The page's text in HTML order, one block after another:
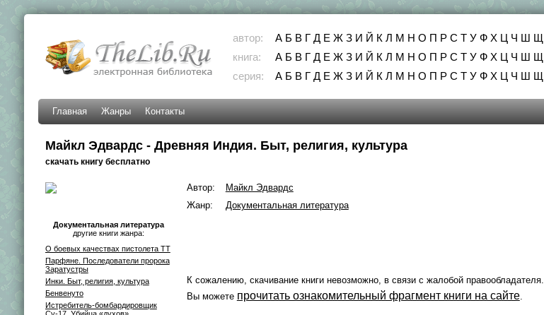
автор: А Б В Г Д Е Ж З И Й К Л М Н О П Р С Т У Ф Х Ц Ч Ш Щ
книга:
А Б В Г Д Е Ж З И Й К Л М Н О П Р С Т У Ф Х Ц Ч Ш Щ
серия:
А Б В Г Д Е Ж З И Й К Л М Н О П Р С Т У Ф Х Ц Ч Ш Щ
Главная Жанры Контакты
Майкл Эдвардс - Древняя Индия. Быт, религия, культура
скачать книгу бесплатно
Документальная литература
другие книги жанра:
О боевых качествах пистолета ТТ
Парфяне. Последователи пророка
Заратустры
Инки. Быт, религия, культура
Бенвенуто
Истребитель-бомбардировщик
Автор:
Майкл Эдвардс
Жанр:
Документальная литература
К сожалению, скачивание книги невозможно, в связи с жалобой правообладателя.
Вы можете прочитать ознакомительный фрагмент книги на сайте.